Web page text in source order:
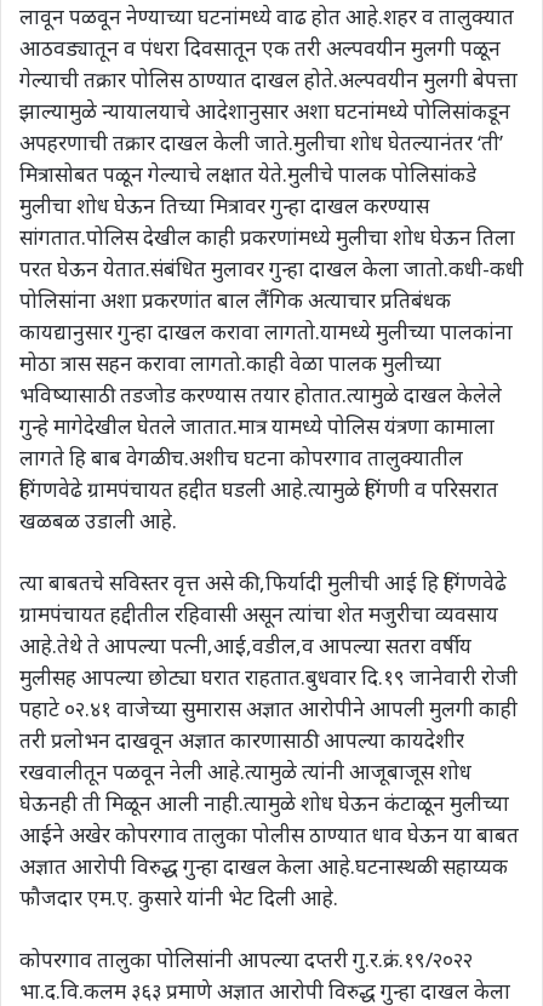
लावून पळवून नेण्याच्या घटनांमध्ये वाढ होत आहे.शहर व तालुक्यात
आठवड्यातून व पंधरा दिवसातून एक तरी अल्पवयीन मुलगी पळून
गेल्याची तक्रार पोलिस ठाण्यात दाखल होते.अल्पवयीन मुलगी बेपत्ता
झाल्यामुळे न्यायालयाचे आदेशानुसार अशा घटनांमध्ये पोलिसांकडून
अपहरणाची तक्रार दाखल केली जाते.मुलीचा शोध घेतल्यानंतर ‘ती’
मित्रासोबत पळून गेल्याचे लक्षात येते.मुलीचे पालक पोलिसांकडे
मुलीचा शोध घेऊन तिच्या मित्रावर गुन्हा दाखल करण्यास
सांगतात.पोलिस देखील काही प्रकरणांमध्ये मुलीचा शोध घेऊन तिला
परत घेऊन येतात.संबंधित मुलावर गुन्हा दाखल केला जातो.कधी-कधी
पोलिसांना अशा प्रकरणांत बाल लैंगिक अत्याचार प्रतिबंधक
कायद्यानुसार गुन्हा दाखल करावा लागतो.यामध्ये मुलीच्या पालकांना
मोठा त्रास सहन करावा लागतो.काही वेळा पालक मुलीच्या
भविष्यासाठी तडजोड करण्यास तयार होतात.त्यामुळे दाखल केलेले
गुन्हे मागेदेखील घेतले जातात.मात्र यामध्ये पोलिस यंत्रणा कामाला
लागते हि बाब वेगळीच.अशीच घटना कोपरगाव तालुक्यातील
हिंगणवेढे ग्रामपंचायत हद्दीत घडली आहे.त्यामुळे हिंगणी व परिसरात
खळबळ उडाली आहे.
त्या बाबतचे सविस्तर वृत्त असे की,फिर्यादी मुलीची आई हि हिंगणवेढे
ग्रामपंचायत हद्दीतील रहिवासी असून त्यांचा शेत मजुरीचा व्यवसाय
आहे.तेथे ते आपल्या पत्नी,आई,वडील,व आपल्या सतरा वर्षीय
मुलीसह आपल्या छोट्या घरात राहतात.बुधवार दि.१९ जानेवारी रोजी
पहाटे ०२.४१ वाजेच्या सुमारास अज्ञात आरोपीने आपली मुलगी काही
तरी प्रलोभन दाखवून अज्ञात कारणासाठी आपल्या कायदेशीर
रखवालीतून पळवून नेली आहे.त्यामुळे त्यांनी आजूबाजूस शोध
घेऊनही ती मिळून आली नाही.त्यामुळे शोध घेऊन कंटाळून मुलीच्या
आईने अखेर कोपरगाव तालुका पोलीस ठाण्यात धाव घेऊन या बाबत
अज्ञात आरोपी विरुद्ध गुन्हा दाखल केला आहे.घटनास्थळी सहाय्यक
फौजदार एम.ए. कुसारे यांनी भेट दिली आहे.
कोपरगाव तालुका पोलिसांनी आपल्या दप्तरी गु.र.क्रं.१९/२०२२
भा.द.वि.कलम ३६३ प्रमाणे अज्ञात आरोपी विरुद्ध गुन्हा दाखल केला